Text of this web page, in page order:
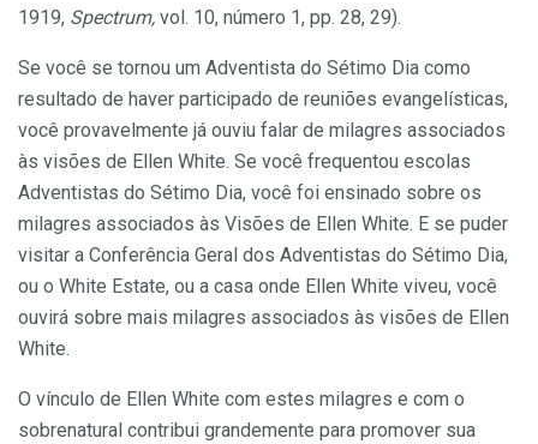
1919, Spectrum, vol. 10, número 1, pp. 28, 29).
Se você se tornou um Adventista do Sétimo Dia como
resultado de haver participado de reuniões evangelísticas,
você provavelmente já ouviu falar de milagres associados
às visões de Ellen White. Se você frequentou escolas
Adventistas do Sétimo Dia, você foi ensinado sobre os
milagres associados às Visões de Ellen White. E se puder
visitar a Conferência Geral dos Adventistas do Sétimo Dia,
ou o White Estate, ou a casa onde Ellen White viveu, você
ouvirá sobre mais milagres associados às visões de Ellen
White.
O vínculo de Ellen White com estes milagres e com o
sobrenatural contribui grandemente para promover sua